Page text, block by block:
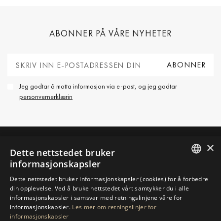
ABONNER PÅ VÅRE NYHETER
Jeg godtar å motta informasjon via e-post, og jeg godtar
personvernerklærin
TA KONTAKT MED OSS
BE OM MER INFORMASJON
SEND OSS EN MELDING
SPANISH
×
Dette nettstedet bruker
informasjonskapsler
Dette nettstedet bruker informasjonskapsler (cookies) for å forbedre
din opplevelse. Ved å bruke nettstedet vårt samtykker du i alle
informasjonskapsler i samsvar med retningslinjene våre for
informasjonskapsler. Les mer om retningslinjer for
informasjonskapsler